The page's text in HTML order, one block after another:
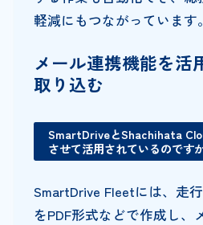
軽減にもつながっています。
メール連携機能を活
取り込む
SmartDriveとShachihata
させて活用されているのです
SmartDrive Fleetには、走
をPDF形式などで作成し、